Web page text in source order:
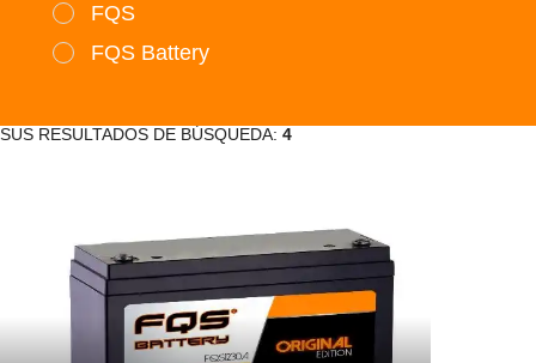
FQS
FQS Battery
SUS RESULTADOS DE BÚSQUEDA: 4